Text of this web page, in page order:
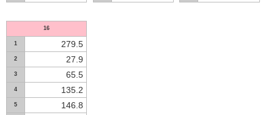
16
1 279.5
2 27.9
3 65.5
4 135.2
5 146.8